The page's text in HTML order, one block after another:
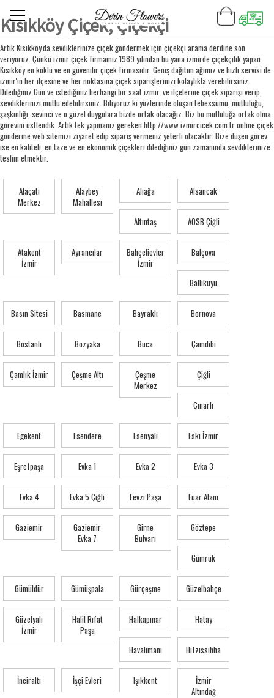
Kısıkköy Çiçek, Çiçekçi
Artık Kısıkköy'da sevdiklerinize çiçek göndermek için çiçekçi arama derdine son
veriyoruz..Çünkü izmir çiçek firmamız 1989 yılından bu yana izmirde çiçekçilik yapan
Kısıkköy en köklü ve en güvenilir çiçek firmasıdır. Geniş dağıtım ağımız ve hızlı servisi ile
izmir'in her ilçesine ve her noktasına çiçek siparişlerinizi kolaylıkla verebilirsiniz.
Dilediğiniz Gün ve istediğiniz herhangi bir saat izmir' ve ilçelerine çiçek siparişi verip,
sevdiklerinizi mutlu edebilirsiniz. Biliyoruz ki yüzlerinde oluşan tebessümü, mutluluğu,
şaşkınlığı, sevinci ve o güzel duygulara bizde ortak olacağız. Biz bu mutluluğa ortak olma
görevini üstlendik. Artık tek yapmanız gereken http://www.izmircicek.com.tr online çiçek
gönderme web sitemizi ziyaret edip sipariş vermeniz yeterli olacaktır. Bize düşen görev
ise en kaliteli, en taze ve en ekonomik çiçekleri dilediğiniz gün zamanında sevdiklerinize
teslim etmektir.
Alaçatı
Merkez
Alaybey
Mahallesi
Aliağa Alsancak
Altıntaş AOSB Çiğli
Atakent
İzmir
Ayrancılar
Bahçelievler
İzmir
Balçova
Ballıkuyu
Basın Sitesi Basmane Bayraklı Bornova
Bostanlı Bozyaka Buca Çamdibi
Çamlık İzmir Çeşme Altı
Çeşme
Merkez
Çiğli
Çınarlı
Egekent Esendere Esenyalı Eski İzmir
Eşrefpaşa Evka 1 Evka 2 Evka 3
Evka 4 Evka 5 Çiğli Fevzi Paşa Fuar Alanı
Gaziemir
Gaziemir
Evka 7
Girne
Bulvarı
Göztepe
Gümrük
Gümüldür Gümüşpala Gürçeşme Güzelbahçe
Güzelyalı
İzmir
Halil Rıfat
Paşa
Halkapınar Hatay
Havalimanı Hıfzıssıhha
İnciraltı İşçi Evleri Işıkkent
İzmir
Altındağ